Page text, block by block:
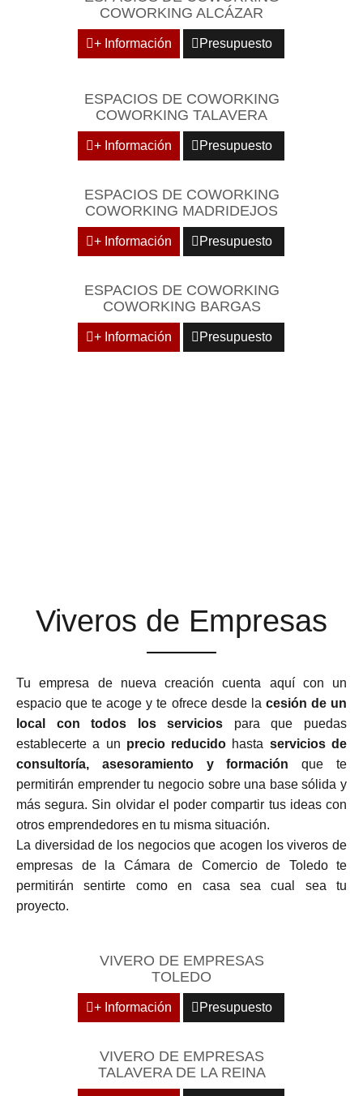
COWORKING ALCÁZAR
+ Información Presupuesto
ESPACIOS DE COWORKING
COWORKING TALAVERA
+ Información Presupuesto
ESPACIOS DE COWORKING
COWORKING MADRIDEJOS
+ Información Presupuesto
ESPACIOS DE COWORKING
COWORKING BARGAS
+ Información Presupuesto
Viveros de Empresas
Tu empresa de nueva creación cuenta aquí con un
espacio que te acoge y te ofrece desde la cesión de un
local con todos los servicios para que puedas
establecerte a un precio reducido hasta servicios de
consultoría, asesoramiento y formación que te
permitirán emprender tu negocio sobre una base sólida y
más segura. Sin olvidar el poder compartir tus ideas con
otros emprendedores en tu misma situación.
La diversidad de los negocios que acogen los viveros de
empresas de la Cámara de Comercio de Toledo te
permitirán sentirte como en casa sea cual sea tu
proyecto.
VIVERO DE EMPRESAS
TOLEDO
+ Información Presupuesto
VIVERO DE EMPRESAS
TALAVERA DE LA REINA